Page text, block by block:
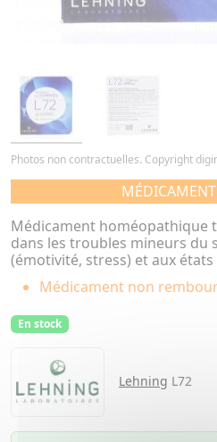
Photos non contractuelles. Copyright
Médicament homéopathique
dans les troubles mineurs du
(émotivité, stress) et aux états
Médicament non
En stock
Lehning L72